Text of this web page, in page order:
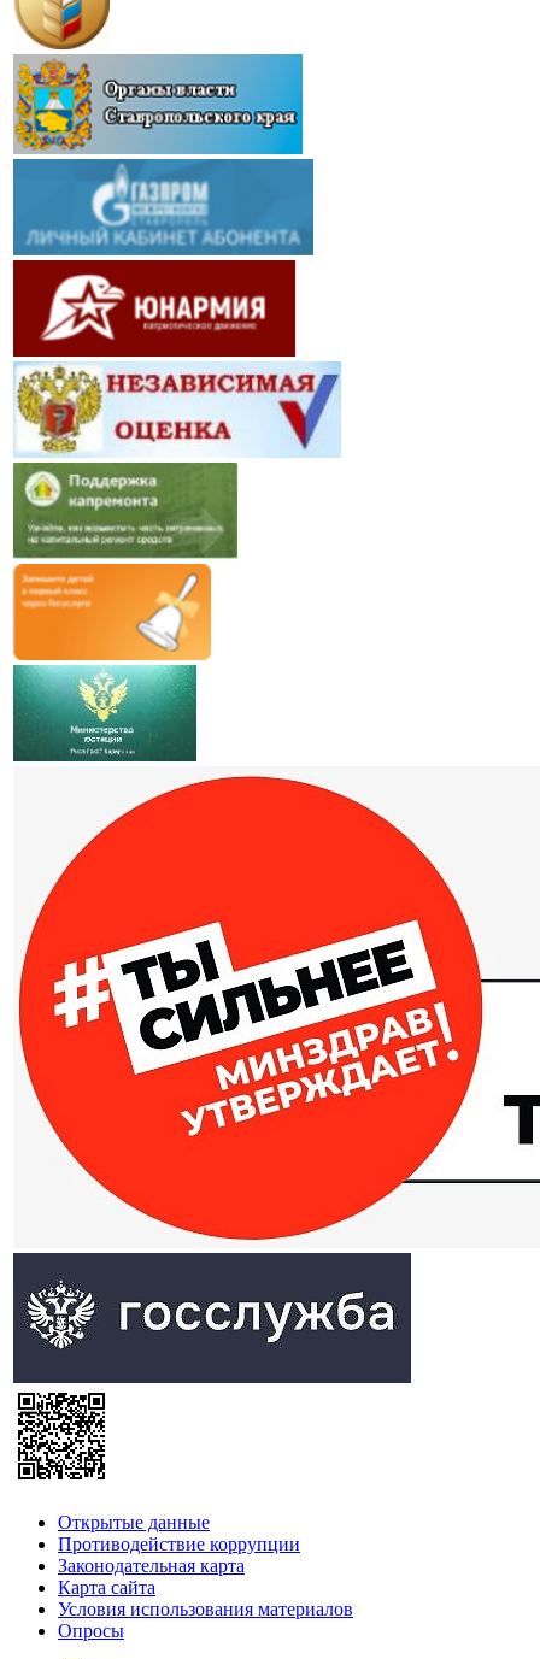
Открытые данные
Противодействие коррупции
Законодательная карта
Карта сайта
Условия использования материалов
Опросы